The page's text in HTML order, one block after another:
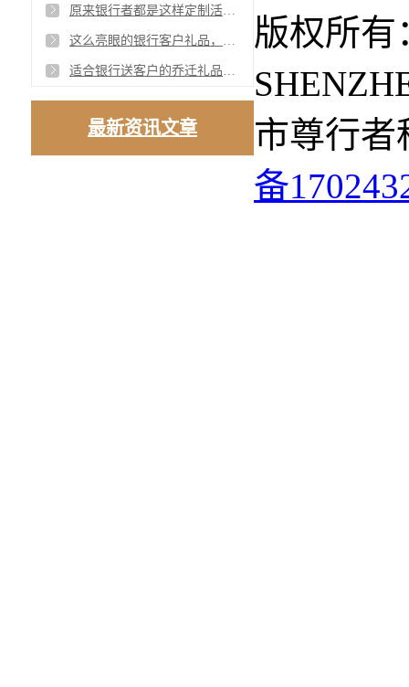
原来银行者都是这样定制活动礼品的
这么亮眼的银行客户礼品，你心动了吗？
适合银行送客户的乔迁礼品有哪些？
最新资讯文章
版权所有
市尊行者
备